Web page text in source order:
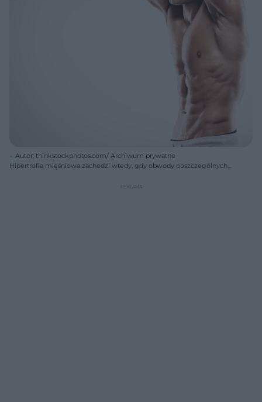
Autor: thinkstockphotos.com/ Archiwum prywatne
Hipertrofia mięśniowa zachodzi wtedy, gdy obwody poszczególnych